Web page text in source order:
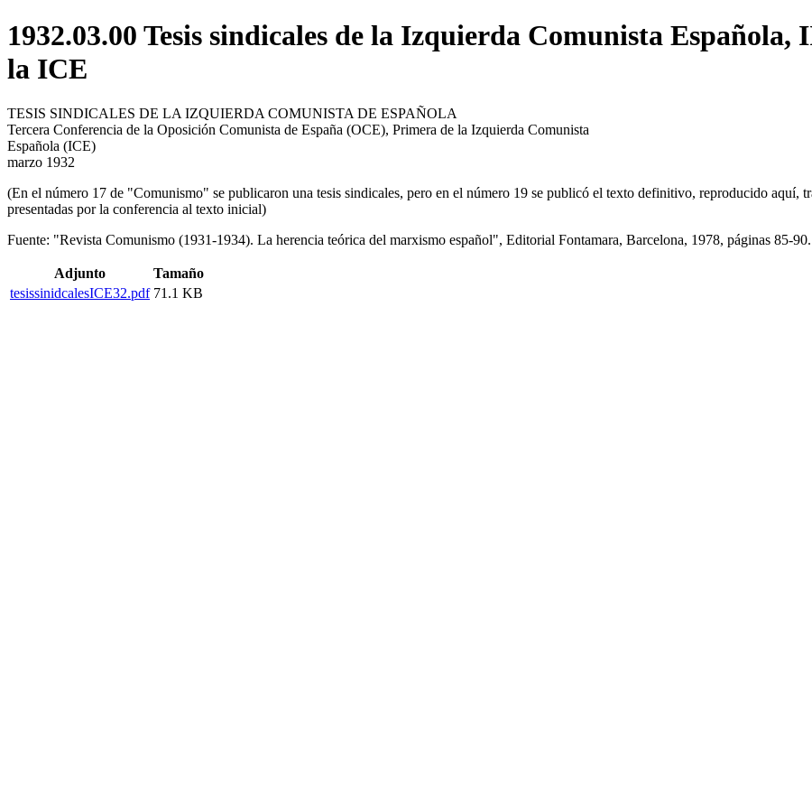
1932.03.00 Tesis sindicales de la Izquierda Comunista
la ICE
TESIS SINDICALES DE LA IZQUIERDA COMUNISTA DE ESPAÑOLA
Tercera Conferencia de la Oposición Comunista de España (OCE), Primera de la Izquierda Comunista
Española (ICE)
marzo 1932
(En el número 17 de "Comunismo" se publicaron una tesis sindicales, pero en el número 19 se publicó el texto definitivo, reproducido aquí,
presentadas por la conferencia al texto inicial)
Fuente: "Revista Comunismo (1931-1934). La herencia teórica del marxismo español", Editorial Fontamara, Barcelona, 1978, páginas 85-
Adjunto
Tamaño
tesissinidcalesICE32.pdf 71.1 KB